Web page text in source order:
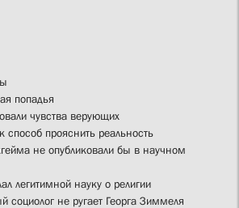
попадья
чувства верующих
способ прояснить реальность
не опубликовали бы в научном
легитимной науку о религии
социолог не ругает Георга Зиммеля